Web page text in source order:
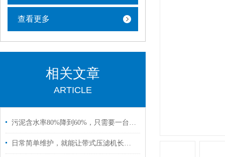
查看更多
相关文章
ARTICLE
污泥含水率80%降到60%，只需要一台高压带式压滤机
日常简单维护，就能让带式压滤机长期稳定运行